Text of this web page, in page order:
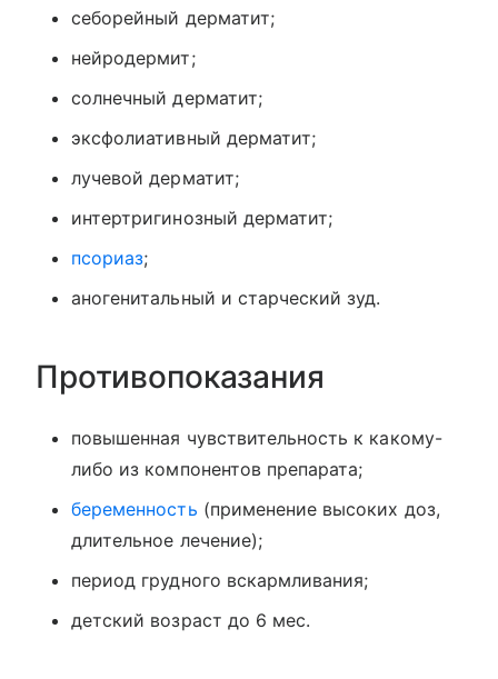
себорейный дерматит;
нейродермит;
солнечный дерматит;
эксфолиативный дерматит;
лучевой дерматит;
интертригинозный дерматит;
псориаз;
аногенитальный и старческий зуд.
Противопоказания
повышенная чувствительность к какому-
либо из компонентов препарата;
беременность (применение высоких доз,
длительное лечение);
период грудного вскармливания;
детский возраст до 6 мес.